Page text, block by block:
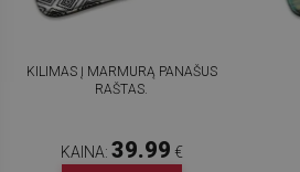
KILIMAS Į MARMURĄ PANAŠUS
RAŠTAS.
KAINA: 39.99 €